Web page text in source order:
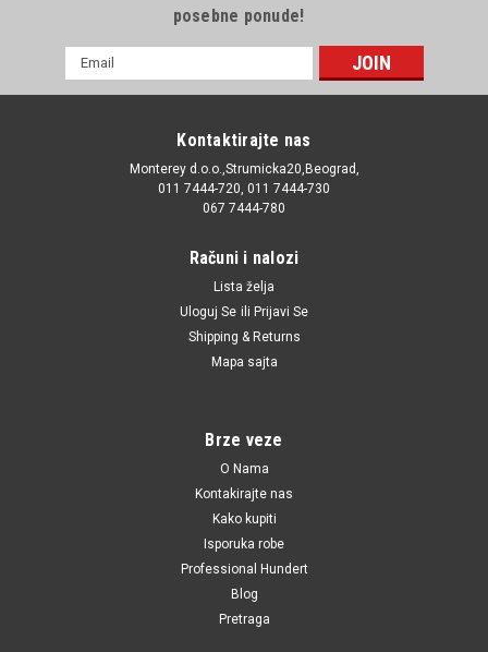
posebne ponude!
mail
Kontaktirajte nas
Monterey d.o.o.,Strumicka20,Beograd,
011 7444-720, 011 7444-730
067 7444-780
Računi i nalozi
Lista želja
Uloguj Se ili Prijavi Se
Shipping & Returns
Mapa sajta
Brze veze
O Nama
Kontakirajte nas
Kako kupiti
Isporuka robe
Professional Hundert
Blog
Pretraga